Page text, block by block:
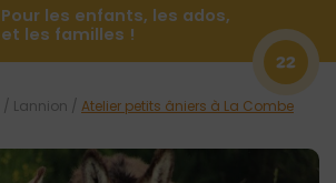
Pour les enfants, les ados,
et les familles !
22
/ Lannion / Atelier petits âniers à La Combe